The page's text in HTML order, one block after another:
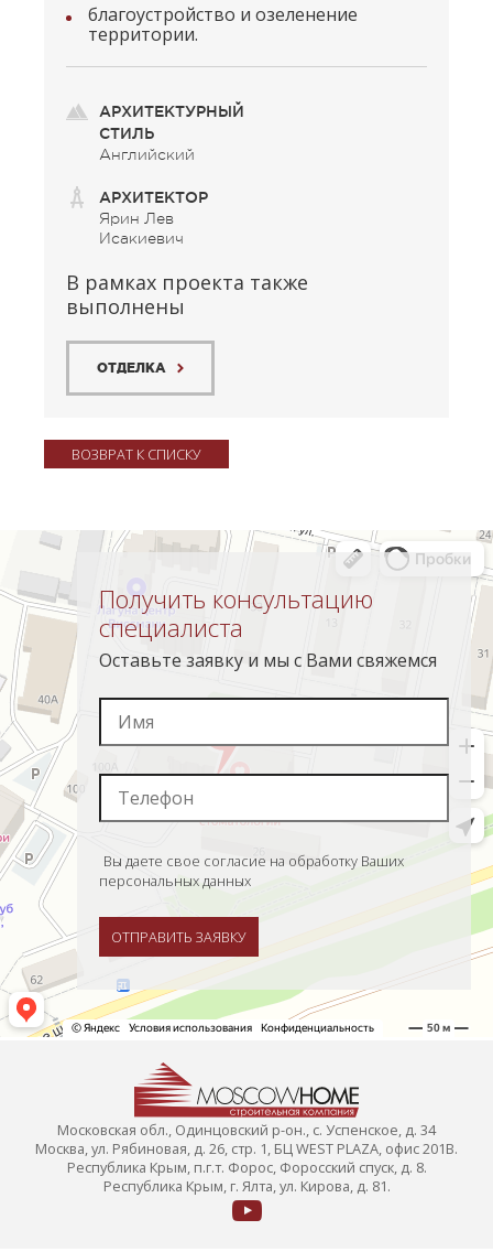
благоустройство и озеленение
территории.
АРХИТЕКТУРНЫЙ
СТИЛЬ
Английский
АРХИТЕКТОР
Ярин Лев
Исакиевич
В рамках проекта также
выполнены
ОТДЕЛКА
ВОЗВРАТ К СПИСКУ
Получить консультацию
специалиста
Оставьте заявку и мы с Вами свяжемся
Вы даете свое согласие на обработку Ваших
персональных данных
ОТПРАВИТЬ ЗАЯВКУ
Московская обл., Одинцовский р-он., с. Успенское, д. 34
Москва, ул. Рябиновая, д. 26, стр. 1, БЦ WEST PLAZA, офис 201В.
Республика Крым, п.г.т. Форос, Форосский спуск, д. 8.
Республика Крым, г. Ялта, ул. Кирова, д. 81.